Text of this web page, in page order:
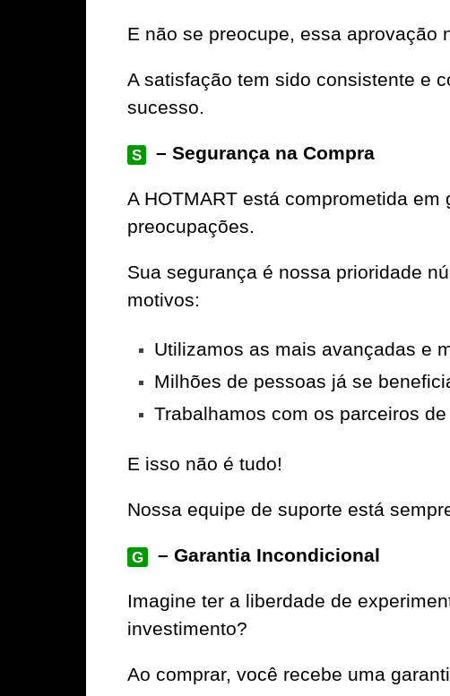
E não se preocupe, essa aprovação
A satisfação tem sido consistente e
sucesso.
S – Segurança na Compra
A HOTMART está comprometida em
preocupações.
Sua segurança é nossa prioridade
motivos:
Utilizamos as mais avançadas e
Milhões de pessoas já se
Trabalhamos com os parceiros
E isso não é tudo!
Nossa equipe de suporte está
G – Garantia Incondicional
Imagine ter a liberdade de
investimento?
Ao comprar, você recebe uma